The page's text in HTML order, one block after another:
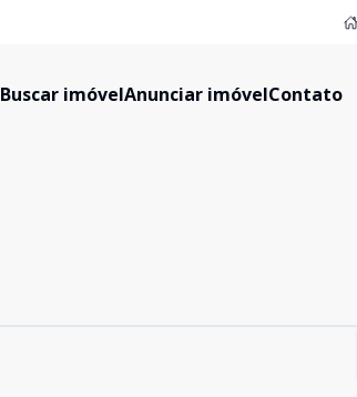
Buscar imóvelAnunciar imóvelContato